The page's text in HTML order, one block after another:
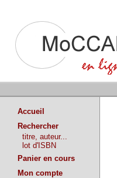
Accueil
Rechercher
titre, auteur...
lot d'ISBN
Panier en cours
Mon compte